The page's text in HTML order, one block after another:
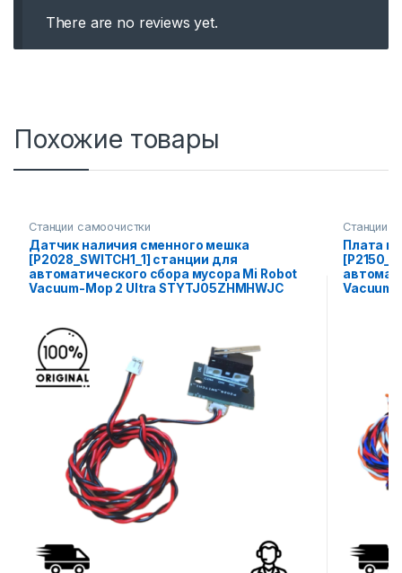
There are no reviews yet.
Похожие товары
Станции самоочистки
Датчик наличия сменного мешка
[P2028_SWITCH1_1] станции для
автоматического сбора мусора Mi Robot
Vacuum-Mop 2 Ultra STYTJ05ZHMHWJC
Станции
Плата
Vacuum-